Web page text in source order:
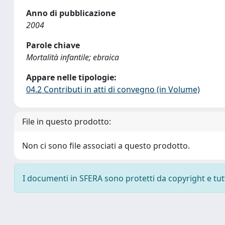
Anno di pubblicazione
2004
Parole chiave
Mortalità infantile; ebraica
Appare nelle tipologie:
04.2 Contributi in atti di convegno (in Volume)
File in questo prodotto:
Non ci sono file associati a questo prodotto.
I documenti in SFERA sono protetti da copyright e